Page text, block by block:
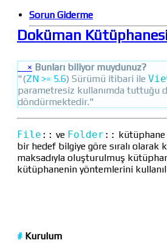
Sorun Giderme
Doküman
× Bunları biliyor muydunuz?
"(ZN >= 5.6) Sürümü itibari ile
parametresiz kullanımda tuttuğu
döndürmektedir."
File :: ve Folder ::
bir hedef bilgiye göre sıralı olarak
maksadıyla oluşturulmuş
kütüphanenin yöntemlerini
# Kurulum